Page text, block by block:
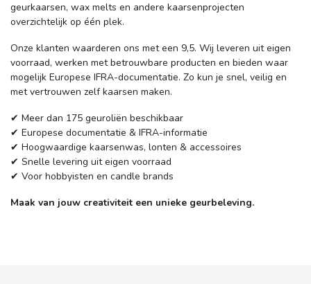
geurkaarsen, wax melts en andere kaarsenprojecten
overzichtelijk op één plek.
Onze klanten waarderen ons met een 9,5. Wij leveren uit eigen
voorraad, werken met betrouwbare producten en bieden waar
mogelijk Europese IFRA-documentatie. Zo kun je snel, veilig en
met vertrouwen zelf kaarsen maken.
✔ Meer dan 175 geuroliën beschikbaar
✔ Europese documentatie & IFRA-informatie
✔ Hoogwaardige kaarsenwas, lonten & accessoires
✔ Snelle levering uit eigen voorraad
✔ Voor hobbyisten en candle brands
Maak van jouw creativiteit een unieke geurbeleving.